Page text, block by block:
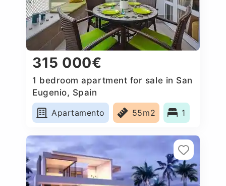
315 000€
1 bedroom apartment for sale in San
Eugenio, Spain
Apartamento
55m2 1